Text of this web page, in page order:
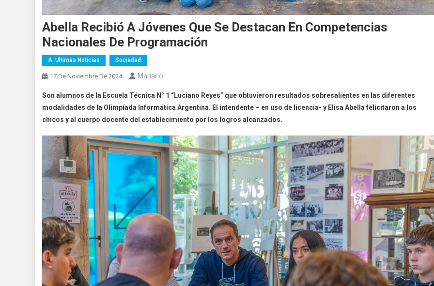
Abella Recibió A Jóvenes Que Se Destacan En Competencias
Nacionales De Programación
A. Ultimas Noticias Sociedad
17 De Noviembre De 2024 Mariano
Son alumnos de la Escuela Técnica N° 1 “Luciano Reyes” que obtuvieron resultados sobresalientes en las diferentes
modalidades de la Olimpíada Informática Argentina. El intendente – en uso de licencia- y Elisa Abella felicitaron a los
chicos y al cuerpo docente del establecimiento por los logros alcanzados.